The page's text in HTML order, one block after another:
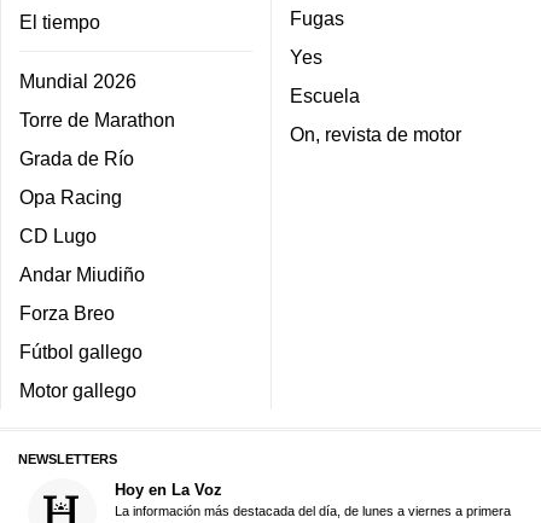
El tiempo
Mundial 2026
Torre de Marathon
Grada de Río
Opa Racing
CD Lugo
Andar Miudiño
Forza Breo
Fútbol gallego
Motor gallego
Fugas
Yes
Escuela
On, revista de motor
NEWSLETTERS
Hoy en La Voz
La información más destacada del día, de lunes a viernes a primera